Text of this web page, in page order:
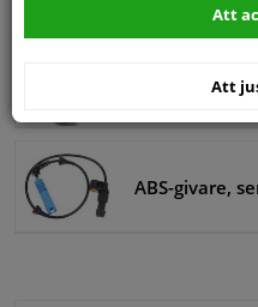
ABS-givare,
Att
Att